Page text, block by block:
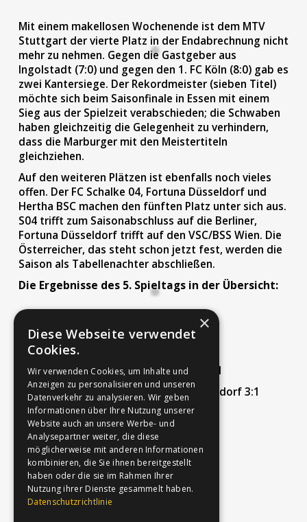
Mit einem makellosen Wochenende ist dem MTV
Stuttgart der vierte Platz in der Endabrechnung nicht
mehr zu nehmen. Gegen die Gastgeber aus
Ingolstadt (7:0) und gegen den 1. FC Köln (8:0) gab es
zwei Kantersiege. Der Rekordmeister (sieben Titel)
möchte sich beim Saisonfinale in Essen mit einem
Sieg aus der Spielzeit verabschieden; die Schwaben
haben gleichzeitig die Gelegenheit zu verhindern,
dass die Marburger mit den Meistertiteln
gleichziehen.
Auf den weiteren Plätzen ist ebenfalls noch vieles
offen. Der FC Schalke 04, Fortuna Düsseldorf und
Hertha BSC machen den fünften Platz unter sich aus.
S04 trifft zum Saisonabschluss auf die Berliner,
Fortuna Düsseldorf trifft auf den VSC/BSS Wien. Die
Österreicher, das steht schon jetzt fest, werden die
Saison als Tabellenachter abschließen.
Die Ergebnisse des 5. Spieltags in der Übersicht:
Samstag, 04. Juli 2026
FC St. Pauli – VSC/BSS Wien 13:1
SF BG Blista Marburg – FC Schalke 04 2:1
Borussia Dortmund – Fortuna 95 Düsseldorf 3:1
Hertha BSC – 1. FC Köln 7:1
FC Ingolstadt – MTV Stuttgart 0:7
Sonntag, 05. Juli 2026
Hertha BSC – FC St. Pauli 0:6
×
Diese Webseite verwendet
Cookies.
Wir verwenden Cookies, um Inhalte und
Anzeigen zu personalisieren und unseren
Datenverkehr zu analysieren. Wir geben
Informationen über Ihre Nutzung unserer
Website auch an unsere Werbe- und
Analysepartner weiter, die diese
möglicherweise mit anderen Informationen
kombinieren, die Sie ihnen bereitgestellt
haben oder die sie im Rahmen Ihrer
Nutzung ihrer Dienste gesammelt haben.
Datenschutzrichtlinie